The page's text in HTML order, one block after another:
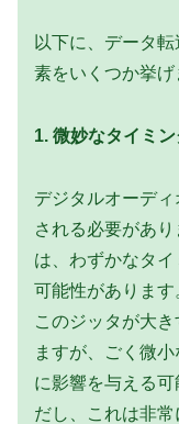
以下に、データ
素をいくつか挙げ
1. 微妙なタイミ
デジタルオーデ
される必要があ
は、わずかなタ
可能性があります
このジッタが大
ますが、ごく微
に影響を与える
だし、これは非